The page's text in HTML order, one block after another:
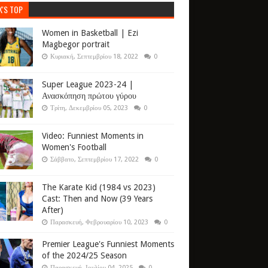
TOP
Women in Basketball | Ezi
Magbegor portrait
Κυριακή, Σεπτεμβρίου 18, 2022 0
Super League 2023-24 |
Ανασκόπηση πρώτου γύρου
Τρίτη, Δεκεμβρίου 05, 2023 0
Video: Funniest Moments in
Women's Football
Σάββατο, Σεπτεμβρίου 17, 2022 0
The Karate Kid (1984 vs 2023)
Cast: Then and Now (39 Years
After)
Παρασκευή, Φεβρουαρίου 10, 2023 0
Premier League's Funniest Moments
of the 2024/25 Season